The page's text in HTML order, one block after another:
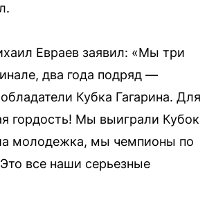
Евраев заявил: «Мы три
два года подряд —
Кубка Гагарина. Для
гордость! Мы выиграли Кубок
молодежка, мы чемпионы по
все наши серьезные